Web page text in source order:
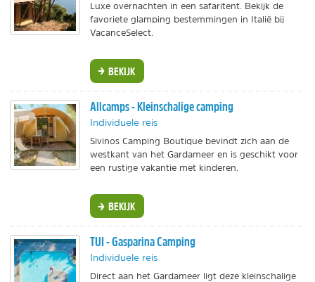
Luxe overnachten in een safaritent. Bekijk de
favoriete glamping bestemmingen in Italië bij
VacanceSelect.
BEKIJK
Allcamps - Kleinschalige camping
Individuele reis
Sivinos Camping Boutique bevindt zich aan de
westkant van het Gardameer en is geschikt voor
een rustige vakantie met kinderen.
BEKIJK
TUI - Gasparina Camping
Individuele reis
Direct aan het Gardameer ligt deze kleinschalige